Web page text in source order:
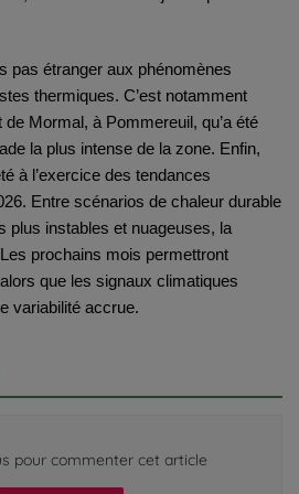
pas étranger aux phénomènes
thermiques. C’est notamment
de Mormal, à Pommereuil, qu’a été
la plus intense de la zone. Enfin,
à l’exercice des tendances
Entre scénarios de chaleur durable
plus instables et nuageuses, la
prochains mois permettront
que les signaux climatiques
variabilité accrue.
pour commenter cet article